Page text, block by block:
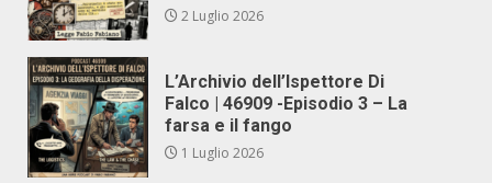
2 Luglio 2026
L’Archivio dell’Ispettore Di
Falco | 46909 -Episodio 3 – La
farsa e il fango
1 Luglio 2026